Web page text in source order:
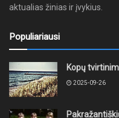
aktualias žinias ir įvykius.
Populiariausi
Kopų
2025-09-26